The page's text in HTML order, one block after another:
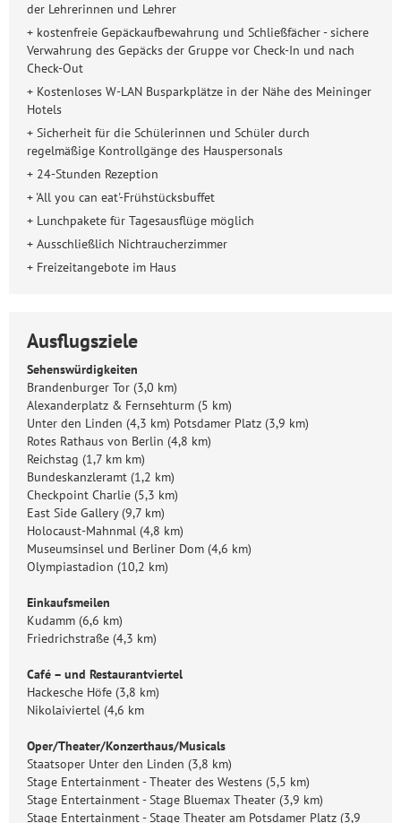
der Lehrerinnen und Lehrer
+ kostenfreie Gepäckaufbewahrung und Schließfächer - sichere
Verwahrung des Gepäcks der Gruppe vor Check-In und nach
Check-Out
+ Kostenloses W-LAN Busparkplätze in der Nähe des Meininger
Hotels
+ Sicherheit für die Schülerinnen und Schüler durch
regelmäßige Kontrollgänge des Hauspersonals
+ 24-Stunden Rezeption
+ 'All you can eat'-Frühstücksbuffet
+ Lunchpakete für Tagesausflüge möglich
+ Ausschließlich Nichtraucherzimmer
+ Freizeitangebote im Haus
Ausflugsziele
Sehenswürdigkeiten
Brandenburger Tor (3,0 km)
Alexanderplatz & Fernsehturm (5 km)
Unter den Linden (4,3 km) Potsdamer Platz (3,9 km)
Rotes Rathaus von Berlin (4,8 km)
Reichstag (1,7 km km)
Bundeskanzleramt (1,2 km)
Checkpoint Charlie (5,3 km)
East Side Gallery (9,7 km)
Holocaust-Mahnmal (4,8 km)
Museumsinsel und Berliner Dom (4,6 km)
Olympiastadion (10,2 km)
Einkaufsmeilen
Kudamm (6,6 km)
Friedrichstraße (4,3 km)
Café – und Restaurantviertel
Hackesche Höfe (3,8 km)
Nikolaiviertel (4,6 km
Oper/Theater/Konzerthaus/Musicals
Staatsoper Unter den Linden (3,8 km)
Stage Entertainment - Theater des Westens (5,5 km)
Stage Entertainment - Stage Bluemax Theater (3,9 km)
Stage Entertainment - Stage Theater am Potsdamer Platz (3,9